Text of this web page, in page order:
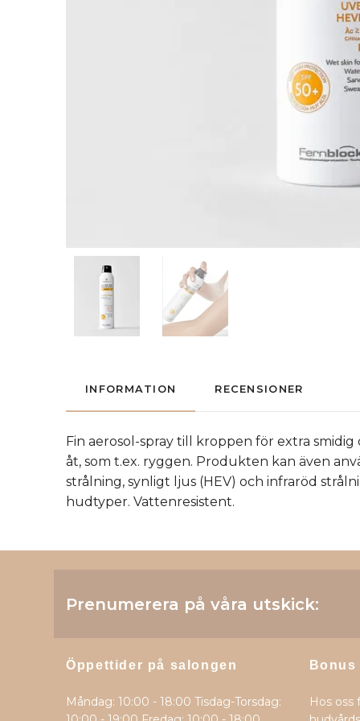
INFORMATION RECENSIONER
Fin aerosol-spray till kroppen för extra
åt, som t.ex. ryggen. Produkten kan även
strålning, synligt ljus (HEV) och infraröd
hudtyper. Vattenresistent.
Prenumerera på våra utskick:
Öppettider på salongen
Måndag: 10:00 - 18:00 Tisdag-Torsdag:
Bonus
Hos oss